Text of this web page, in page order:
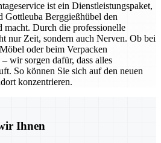
ist ein Dienstleistungspaket,
Berggießhübel den
macht. Durch die professionelle
nur Zeit, sondern auch Nerven. Ob bei
oder beim Verpacken
wir sorgen dafür, dass alles
So können Sie sich auf den neuen
konzentrieren.
Ihnen